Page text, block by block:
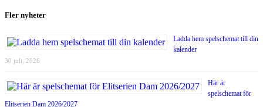
Fler nyheter
Ladda hem spelschemat till din
kalender
30 juli, 2026
Här är
spelschemat för
Elitserien Dam 2026/2027